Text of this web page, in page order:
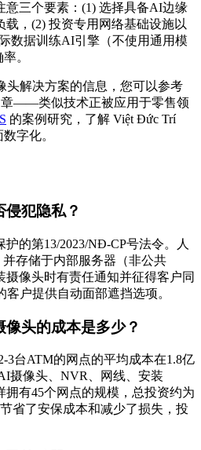
意三个要素：(1) 选择具备AI边缘
，(2) 投资专用网络基础设施以
数据训练AI引擎（不使用通用模
。
头解决方案的信息，您可以参考
章——类似技术正被应用于零售领
的案例研究，了解 Việt Đức Trí
字化。
犯隐私？
的第13/2023/NĐ-CP号法令。人
存储于内部服务器（非公共
像头时有责任通知并征得客户同
户提供自动面部遮挡选项。
头的成本是多少？
3台ATM的网点的平均成本在1.8亿
摄像头、NVR、网线、安装
拥有45个网点的规模，总投资约为
省了安保成本和减少了损失，投